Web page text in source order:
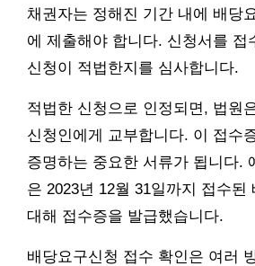
채권자는 정해진 기간 내에 배당
에 제출해야 합니다. 신청서를 접
신청이 적법한지를 심사합니다.
적법한 신청으로 인정되면, 법원
신청인에게 교부합니다. 이 접수
증명하는 중요한 서류가 됩니다.
은 2023년 12월 31일까지 접수된
대해 접수증을 발급했습니다.
배당요구신청 접수 확인은 여러